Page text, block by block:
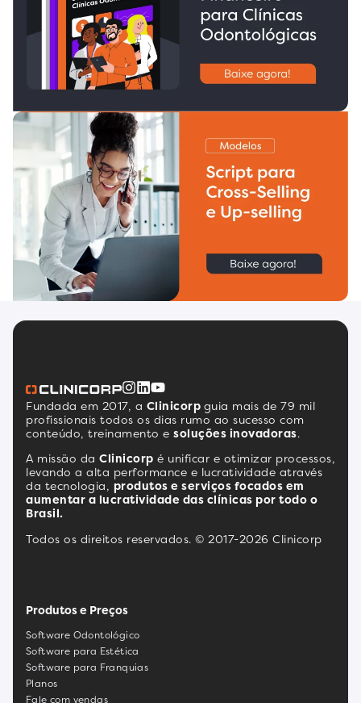
Fundada em 2017, a Clinicorp guia mais de 79 mil
profissionais todos os dias rumo ao sucesso com
conteúdo, treinamento e soluções inovadoras.
A missão da Clinicorp é unificar e otimizar processos,
levando a alta performance e lucratividade através
da tecnologia, produtos e serviços focados em
aumentar a lucratividade das clínicas por todo o
Brasil.
Todos os direitos reservados. © 2017-2026 Clinicorp
Produtos e Preços
Software Odontológico
Software para Estética
Software para Franquias
Planos
Fale com vendas